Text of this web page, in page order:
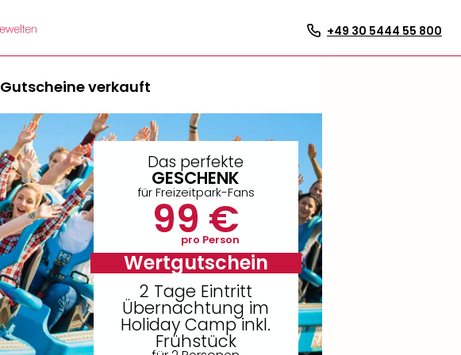
+49 30 5444 55 800
Gutscheine verkauft
Das perfekte
GESCHENK
für Freizeitpark-Fans
99 €
pro Person
Wertgutschein
2 Tage Eintritt
Übernachtung im
Holiday Camp inkl.
Frühstück